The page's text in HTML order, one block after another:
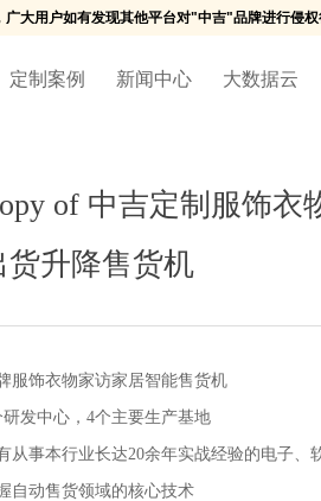
定制案例 新闻中心 大数据云
如有发现其他平台对"中吉"品牌进行侵权
of 中吉定制服饰
货升降售货机
服饰衣物家访家居智能售货机
研发中心，4个主要生产基地
从事本行业长达20余年实战经验的电子、
自动售货领域的核心技术